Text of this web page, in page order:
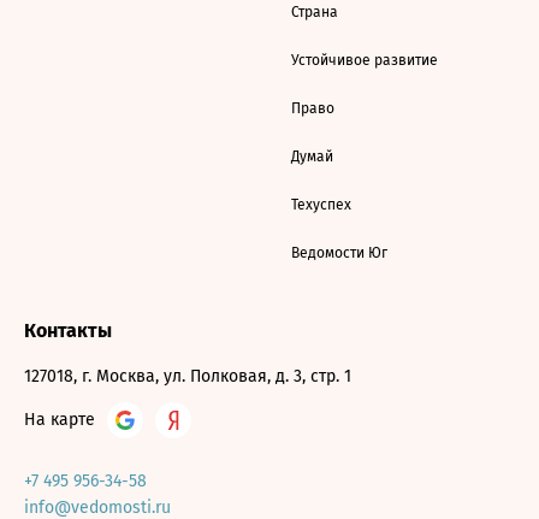
Страна
Устойчивое развитие
Право
Думай
Техуспех
Ведомости Юг
Контакты
127018, г. Москва, ул. Полковая, д. 3, стр. 1
На карте
+7 495 956-34-58
info@vedomosti.ru